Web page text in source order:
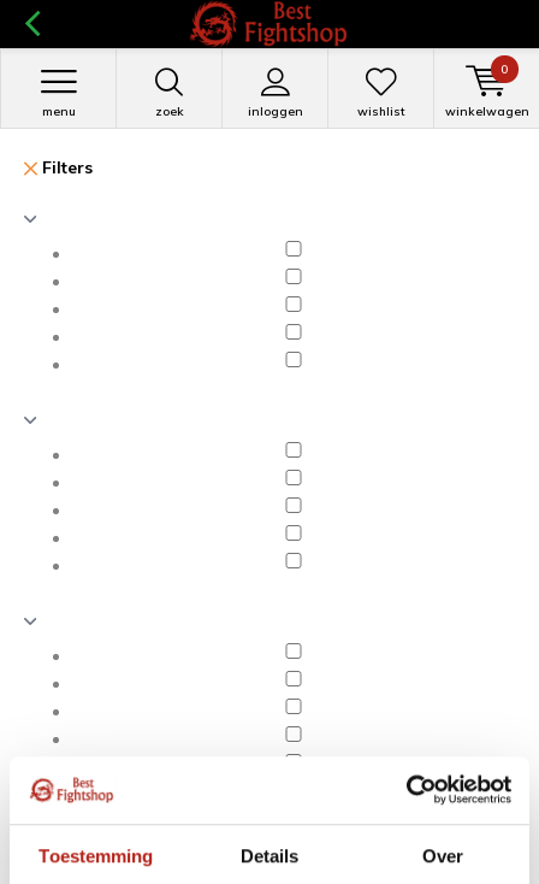
Toestemming Details Over
zoek inloggen
menu wishlist winkelwagen
0
Filters